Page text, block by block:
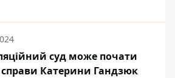
суд може почати
Катерини Гандзюк